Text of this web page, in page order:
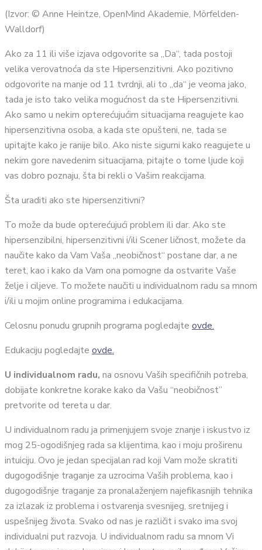
(Izvor: © Anne Heintze, OpenMind Akademie, Mörfelden-
Walldorf)
Ako za 11 ili više izjava odgovorite sa „Da“, tada postoji
velika verovatnoća da ste Hipersenzitivni. Ako pozitivno
odgovorite na manje od 11 tvrdnji, ali to „da“ je veoma jako,
tada je isto tako velika mogućnost da ste Hipersenzitivni.
Ako samo u nekim opterećujućim situacijama reagujete kao
hipersenzitivna osoba, a kada ste opušteni, ne, tada se
upitajte kako je ranije bilo. Ako niste sigurni kako reagujete u
nekim gore navedenim situacijama, pitajte o tome ljude koji
vas dobro poznaju, šta bi rekli o Vašim reakcijama.
Šta uraditi ako ste hipersenzitivni?
To može da bude opterećujući problem ili dar. Ako ste
hipersenzibilni, hipersenzitivni i/ili Scener ličnost, možete da
naučite kako da Vam Vaša „neobičnost“ postane dar, a ne
teret, kao i kako da Vam ona pomogne da ostvarite Vaše
želje i ciljeve. To možete naučiti u individualnom radu sa mnom
i/ili u mojim online programima i edukacijama.
Celosnu ponudu grupnih programa pogledajte ovde.
Edukaciju pogledajte ovde.
U individualnom radu, na osnovu Vaših specifičnih potreba,
dobijate konkretne korake kako da Vašu “neobičnost”
pretvorite od tereta u dar.
U individualnom radu ja primenjujem svoje znanje i iskustvo iz
mog 25-ogodišnjeg rada sa klijentima, kao i moju proširenu
intuiciju. Ovo je jedan specijalan rad koji Vam može skratiti
dugogodišnje traganje za uzrocima Vaših problema, kao i
dugogodišnje traganje za pronalaženjem najefikasnijih tehnika
za izlazak iz problema i ostvarenja svesnijeg, sretnijeg i
uspešnijeg života. Svako od nas je različit i svako ima svoj
individualni put razvoja. U individualnom radu sa mnom Vi